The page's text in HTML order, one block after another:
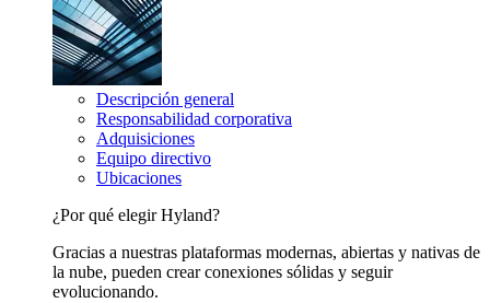
Descripción general
Responsabilidad corporativa
Adquisiciones
Equipo directivo
Ubicaciones
¿Por qué elegir Hyland?
Gracias a nuestras plataformas modernas, abiertas y nativas de
la nube, pueden crear conexiones sólidas y seguir
evolucionando.